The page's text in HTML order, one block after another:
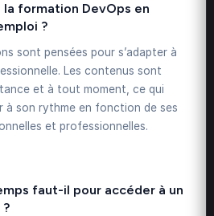
la formation DevOps en
?
sont pensées pour s’adapter à
Les contenus sont
et à tout moment, ce qui
à son rythme en fonction de ses
et professionnelles.
faut-il pour accéder à un